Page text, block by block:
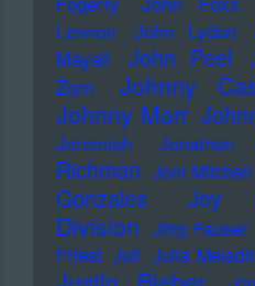
Lennon
John Lydon
Mayall
John Peel
Zorn
Johnny
Johnny Marr
Jeremiah
Jonathan
Richman Joni Mitchell
Gonzales
Joy
Division Jörg Fauser
Priest Juli Julia